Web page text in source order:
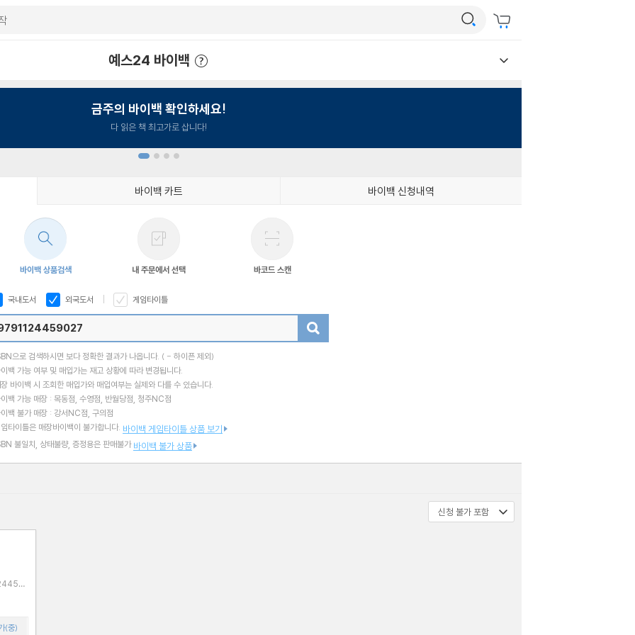
예스24 바이백
금주의 바이백 확인하세요!
다 읽은 책 최고가로 삽니다!
바이백 카트 바이백 신청내역
바이백 상품검색 내 주문에서 선택 바코드 스캔
국내도서 외국도서 게임타이틀
으로 검색하시면 보다 정확한 결과가 나옵니다. ( - 하이픈 제외)
백 가능 여부 및 매입가는 재고 상황에 따라 변경됩니다.
바이백 시 조회한 매입가와 매입여부는 실제와 다를 수 있습니다.
백 가능 매장 : 목동점, 수영점, 반월당점, 청주NC점
백 불가 매장 : 강서NC점, 구의점
타이틀은 매장바이백이 불가합니다. 바이백 게임타이틀 상품 보기
불일치, 상태불량, 증정용은 판매불가 바이백 불가 상품
(중)